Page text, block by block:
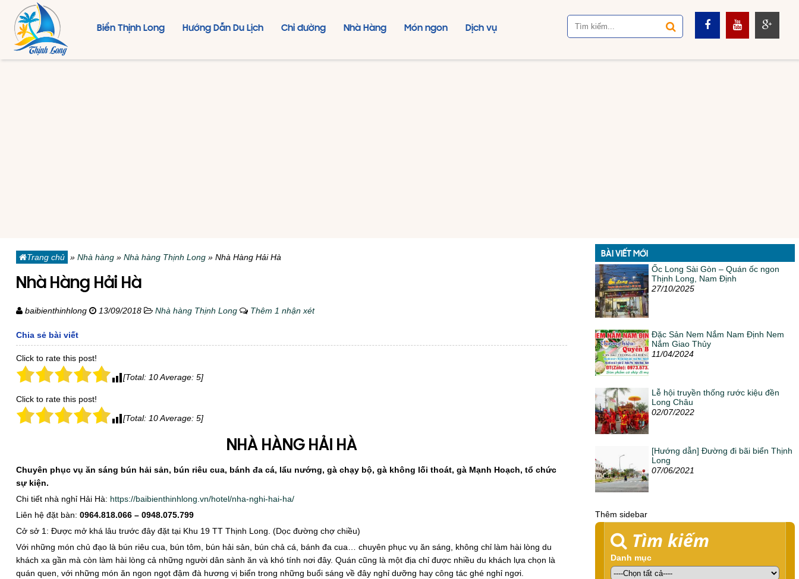
Biển Thịnh Long Hướng Dẫn Du Lịch Chỉ đường Nhà Hàng Món ngon Dịch vụ
Trang chủ » Nhà hàng » Nhà hàng Thịnh Long » Nhà Hàng Hải Hà
Nhà Hàng Hải Hà
baibienthinhlong 13/09/2018 Nhà hàng Thịnh Long Thêm 1 nhận xét
Chia sẻ bài viết
Click to rate this post!
[Total: 10Average: 5]
Click to rate this post!
[Total: 10Average: 5]
NHÀ HÀNG HẢI HÀ
Chuyên phục vụ ăn sáng bún hải sản, bún riêu cua, bánh đa cá, lẩu nướng, gà chạy bộ, gà không lối thoát, gà Mạnh Hoạch, tổ chức
sự kiện.
Chi tiết nhà nghỉ Hải Hà: https://baibienthinhlong.vn/hotel/nha-nghi-hai-ha/
Liên hệ đặt bàn: 0964.818.066 – 0948.075.799
Cở sở 1: Được mở khá lâu trước đây đặt tại Khu 19 TT Thịnh Long. (Dọc đường chợ chiều)
Với những món chủ đạo là bún riêu cua, bún tôm, bún hải sản, bún chả cá, bánh đa cua… chuyên phục vụ ăn sáng, không chỉ làm hài lòng du
khách xa gần mà còn làm hài lòng cả những người dân sành ăn và khó tính nơi đây. Quán cũng là một địa chỉ được nhiều du khách lựa chọn là
quán quen, với những món ăn ngon ngọt đậm đà hương vị biển trong những buổi sáng về đây nghỉ dưỡng hay công tác ghé nghỉ ngơi.
BÀI VIẾT MỚI
Ốc Long Sài Gòn – Quán ốc ngon
Thịnh Long, Nam Định
27/10/2025
Đặc Sản Nem Nắm Nam Định Nem
Nắm Giao Thủy
11/04/2024
Lễ hội truyền thống rước kiệu đền
Long Châu
02/07/2022
[Hướng dẫn] Đường đi bãi biển Thịnh
Long
07/06/2021
Thêm sidebar
Tìm kiếm
Danh mục